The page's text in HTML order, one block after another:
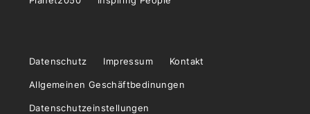
Datenschutz Impressum Kontakt
Allgemeinen Geschäftbedinungen
Datenschutzeinstellungen